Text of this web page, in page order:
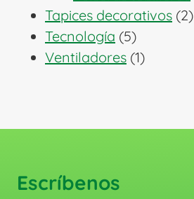
Tapices decorativos 22
Tecnología 55
productos
Ventiladores 11
Escríbenos